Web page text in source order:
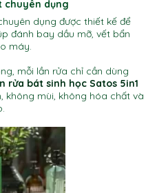
chuyên dụng
dụng được thiết kế để
đánh bay dầu mỡ, vết bẩn
máy.
mỗi lần rửa chỉ cần dùng
rửa bát sinh học Satos 5in1
không mùi, không hóa chất và